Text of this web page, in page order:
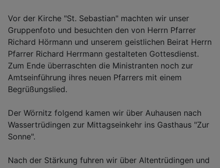
Vor der Kirche "St. Sebastian" machten wir unser
Gruppenfoto und besuchten den von Herrn Pfarrer
Richard Hörmann und unserem geistlichen Beirat Herrn
Pfarrer Richard Herrmann gestalteten Gottesdienst.
Zum Ende überraschten die Ministranten noch zur
Amtseinführung ihres neuen Pfarrers mit einem
Begrüßungslied.
Der Wörnitz folgend kamen wir über Auhausen nach
Wassertrüdingen zur Mittagseinkehr ins Gasthaus "Zur
Sonne".
Nach der Stärkung fuhren wir über Altentrüdingen und